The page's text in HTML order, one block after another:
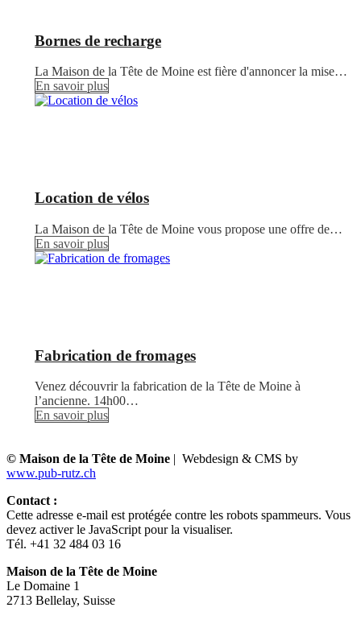
Bornes de recharge
La Maison de la Tête de Moine est fière d'annoncer la mise…
En savoir plus
Location de vélos
La Maison de la Tête de Moine vous propose une offre de…
En savoir plus
Fabrication de fromages
Venez découvrir la fabrication de la Tête de Moine à
l’ancienne. 14h00…
En savoir plus
© Maison de la Tête de Moine | Webdesign & CMS by
www.pub-rutz.ch
Contact :
Cette adresse e-mail est protégée contre les robots spammeurs. Vous
devez activer le JavaScript pour la visualiser.
Tél. +41 32 484 03 16
Maison de la Tête de Moine
Le Domaine 1
2713 Bellelay, Suisse